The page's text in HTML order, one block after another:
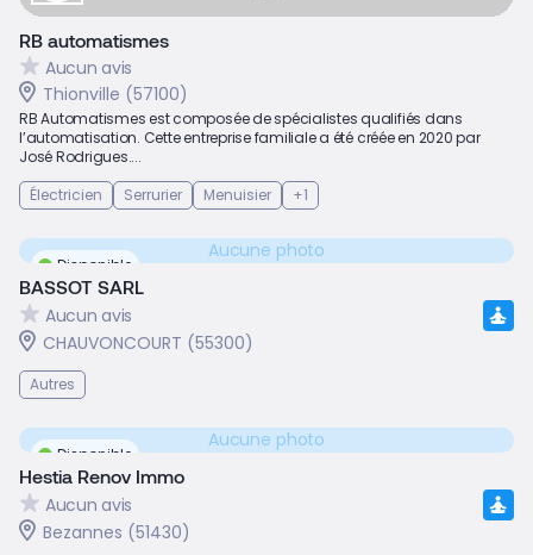
RB automatismes
Aucun avis
Thionville (57100)
RB Automatismes est composée de spécialistes qualifiés dans
l’automatisation. Cette entreprise familiale a été créée en 2020 par
José Rodrigues....
Électricien
Serrurier Menuisier +1
Disponible
Aucune photo
BASSOT SARL
Aucun avis
CHAUVONCOURT (55300)
Autres
Disponible
Aucune photo
Hestia Renov Immo
Aucun avis
Bezannes (51430)